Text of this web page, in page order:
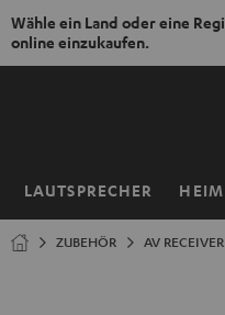
Wähle ein Land oder eine
online einzukaufen.
ZUM
LAUTSPRECHER
Startseite
ZUBEHÖR AV RECEIVER